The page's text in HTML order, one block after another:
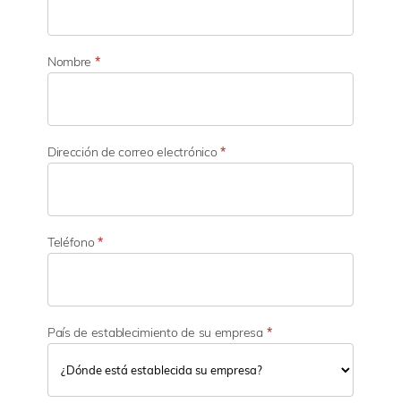
d
e
i
v
a
d
Nombre *
Dirección de correo electrónico*
Teléfono*
País de establecimiento de su empresa *